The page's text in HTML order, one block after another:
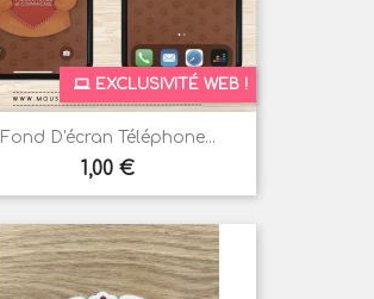
Fond D'écran Téléphone...
Prix
1,00 €
EXCLUSIVITÉ WEB !